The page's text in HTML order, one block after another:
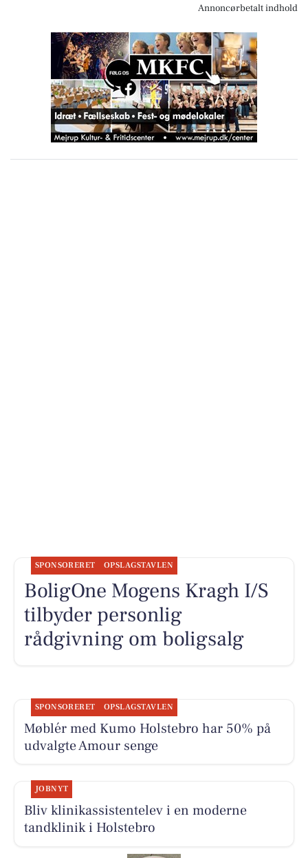
Annoncørbetalt indhold
SPONSORERET OPSLAGSTAVLEN
BoligOne Mogens Kragh I/S
tilbyder personlig
rådgivning om boligsalg
SPONSORERET OPSLAGSTAVLEN
Møblér med Kumo Holstebro har 50% på
udvalgte Amour senge
JOBNYT
Bliv klinikassistentelev i en moderne
tandklinik i Holstebro